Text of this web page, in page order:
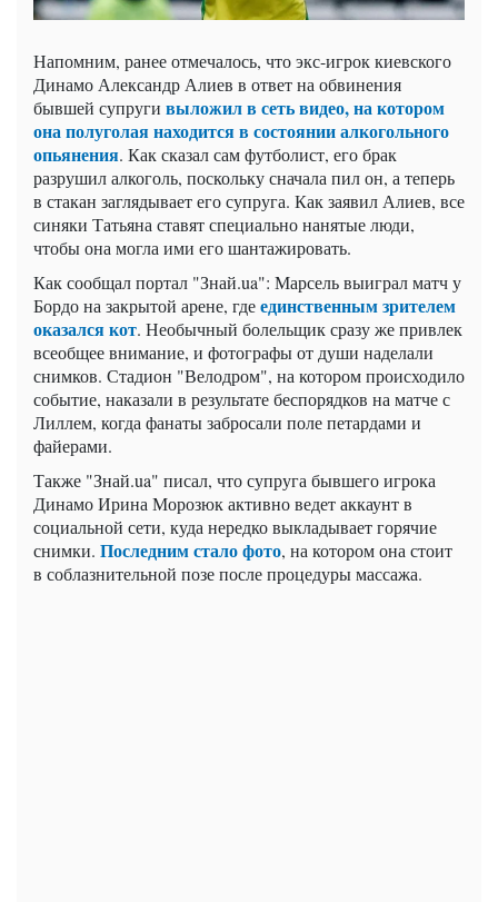
Напомним, ранее отмечалось, что экс-игрок киевского
Динамо Александр Алиев в ответ на обвинения
бывшей супруги выложил в сеть видео, на котором
она полуголая находится в состоянии алкогольного
опьянения. Как сказал сам футболист, его брак
разрушил алкоголь, поскольку сначала пил он, а теперь
в стакан заглядывает его супруга. Как заявил Алиев, все
синяки Татьяна ставят специально нанятые люди,
чтобы она могла ими его шантажировать.
Как сообщал портал "Знай.ua": Марсель выиграл матч у
Бордо на закрытой арене, гдеединственным зрителем
оказался кот. Необычный болельщик сразу же привлек
всеобщее внимание, и фотографы от души наделали
снимков. Стадион "Велодром", на котором происходило
событие, наказали в результате беспорядков на матче с
Лиллем, когда фанаты забросали поле петардами и
файерами.
Также "Знай.ua" писал, что супруга бывшего игрока
Динамо Ирина Морозюк активно ведет аккаунт в
социальной сети, куда нередко выкладывает горячие
снимки. Последним стало фото, на котором она стоит
в соблазнительной позе после процедуры массажа.